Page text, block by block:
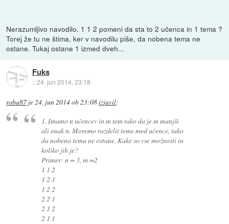
Nerazumljivo navodilo. 1 1 2 pomeni da sta to 2 učenca in 1 tema ?
Torej že tu ne štima, ker v navodilu piše, da nobena tema ne
ostane. Tukaj ostane 1 izmed dveh...
Fuks
::24. jun 2014, 23:18
roba87 je24. jun 2014 ob 23:08izjavil:
1. Imamo n učencev in m tem tako da je m manjši
ali enak n. Moremo razdelit teme med učence, tako
da nobena tema ne ostane. Kake so vse možnosti in
koliko jih je?
Primer: n = 3, m =2
1 1 2
1 2 1
1 2 2
2 2 1
2 1 2
2 1 1